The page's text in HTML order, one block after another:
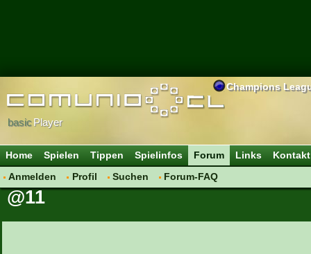
Champions
basicPlayer
Home Spielen Tippen Spielinfos
Forum
Anmelden
Profil Suchen Forum-FAQ
Links Kontakt
@11